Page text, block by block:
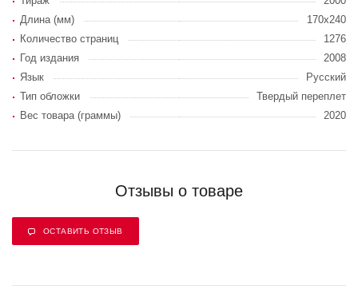
Длина (мм)
170x240
Количество страниц
1276
Год издания
2008
Язык
Русский
Тип обложки
Твердый переплет
Вес товара (граммы)
2020
Отзывы о товаре
ОСТАВИТЬ ОТЗЫВ